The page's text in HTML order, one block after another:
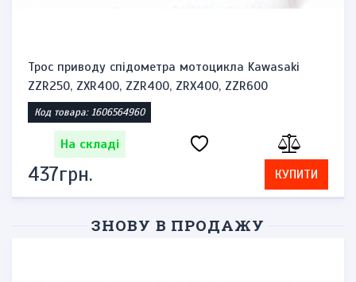
Трос приводу спідометра мотоцикла Kawasaki
ZZR250, ZXR400, ZZR400, ZRX400, ZZR600
Код товара: 1606564960
На складі
437грн. КУПИТИ
ЗНОВУ В ПРОДАЖУ